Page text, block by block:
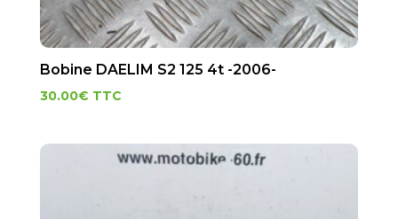
Bobine DAELIM S2 125 4t -2006-
30.00€ TTC